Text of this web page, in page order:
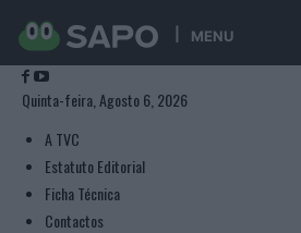
MENU
Quinta-feira, Agosto 6, 2026
A TVC
Estatuto Editorial
Ficha Técnica
Contactos